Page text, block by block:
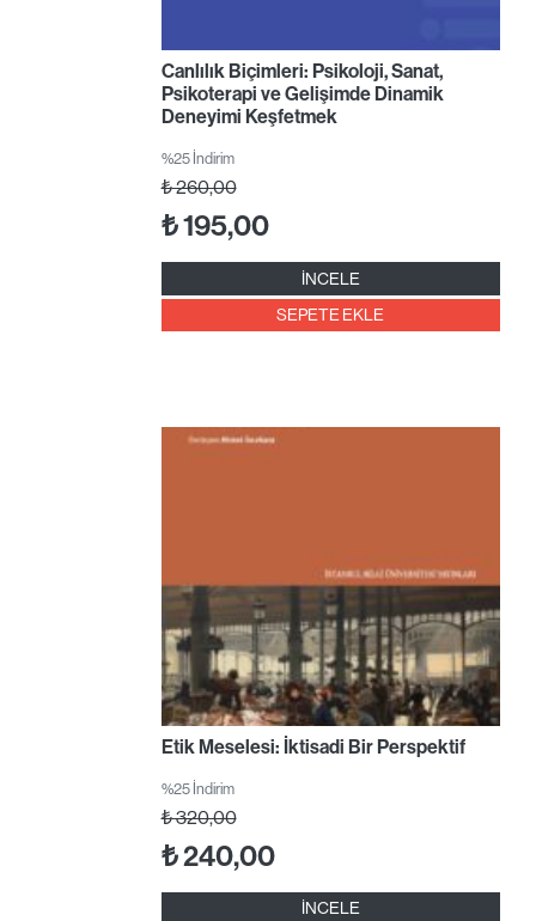
Canlılık Biçimleri: Psikoloji, Sanat,
Psikoterapi ve Gelişimde Dinamik
Deneyimi Keşfetmek
%25 İndirim
₺260,00
₺195,00
İNCELE
SEPETE EKLE
Etik Meselesi: İktisadi Bir Perspektif
%25 İndirim
₺320,00
₺240,00
İNCELE